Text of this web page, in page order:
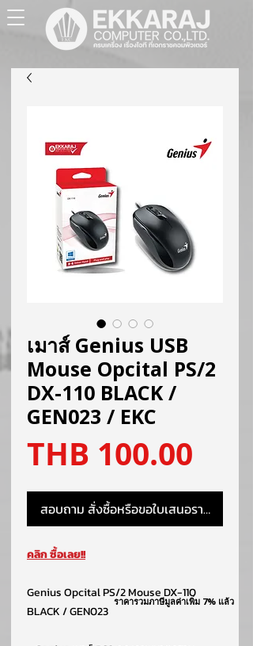
เมาส์ Genius USB
Mouse Opcital PS/2
DX-110 BLACK /
GEN023 / EKC
THB 100.00
สอบถาม สั่งซื้อหรือขอใบเสนอราคา
คลิก ซื้อเลย!!
Genius Opcital PS/2 Mouse DX-110
BLACK / GEN023
ราคารวมภาษีมูลค่าเพิ่ม 7% แล้ว